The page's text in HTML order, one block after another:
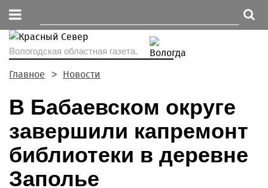
Вологодская областная газета.
Главное Новости
В Бабаевском округе
завершили капремонт
библиотеки в деревне
Заполье